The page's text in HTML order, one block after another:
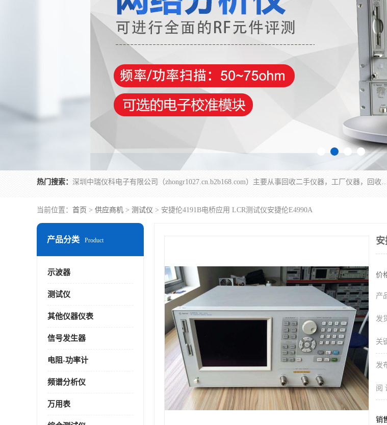
热门搜索： 深圳中瑞仪科电子有限公司（zhongr1027.cn.b2b168.com）主要从事回收二手仪器，工厂仪器，回收示波器，KeysightE4980A，FLUKE754，MT8852B，IFR3920，Agilent N4010A，MT8852B等业务，
当前位置： 首页 > 供应商机 > 测试仪 > 安捷伦4191B电桥应用 LCR测试仪安捷伦E4990A
产品分类 Product
示波器
测试仪
其他仪器仪表
信号发生器
电阻-功率计
频谱分析仪
万用表
价
产
发
关
发
阅
销